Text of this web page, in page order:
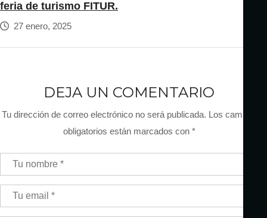
feria de turismo FITUR.
27 enero, 2025
DEJA UN COMENTARIO
Tu dirección de correo electrónico no será publicada. Los campos
obligatorios están marcados con *